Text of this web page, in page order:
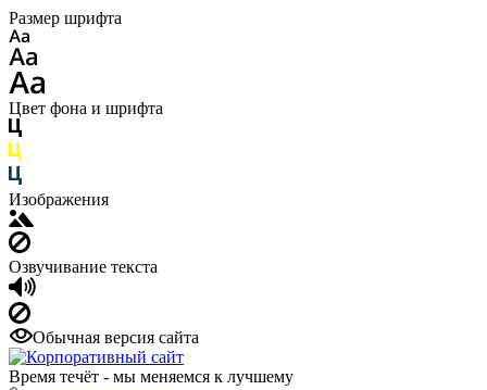
Размер шрифта
Цвет фона и шрифта
Изображения
Озвучивание текста
Обычная версия сайта
Время течёт - мы меняемся к лучшему